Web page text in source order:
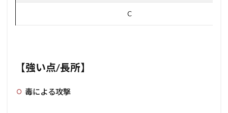
C
【強い点/長所】
毒による攻撃